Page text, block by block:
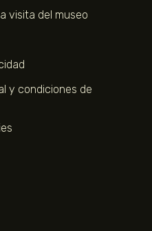
visita del museo
y condiciones de